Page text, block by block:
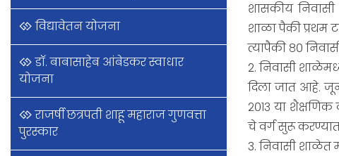
विद्यावेतन योजना
डॉ. बाबासाहेब आंबेडकर स्वाधार
योजना
राजर्षी छत्रपती शाहू महाराज गुणवत्ता
पुरस्कार
शासकीय
शाळा पैकी प्रथम
त्यापैकी ८०
2. निवासी
दिला जात आहे.
२०१३ या शैक्षणिक
चे वर्ग सुरू
3. निवासी